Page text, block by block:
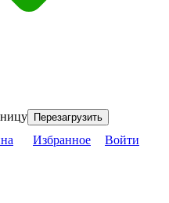
Перезагрузить
Избранное Войти